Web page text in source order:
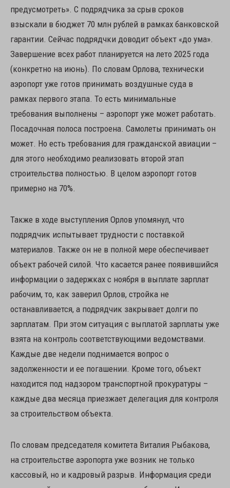
предусмотреть». С подрядчика за срыв сроков
взыскали в бюджет 70 млн рублей в рамках банковской
гарантии. Сейчас подрядчки доводит объект «до ума».
Завершение всех работ планируется на лето 2025 года
(конкретно на июнь). По словам Орлова, технически
аэропорт уже готов принимать воздушные суда в
рамках первого этапа. То есть минимальные
требования выполнены – аэропорт уже может работать.
Посадочная полоса построена. Самолеты принимать он
может. Но есть требования для гражданской авиации –
для этого необходимо реализовать второй этап
строительства полностью. В целом аэропорт готов
примерно на 70%.
Также в ходе выступления Орлов упомянул, что
подрядчик испытывает трудности с поставкой
материалов. Также он не в полной мере обеспечивает
объект рабочей силой. Что касается ранее появившийся
информации о задержках с ноября в выплате зарплат
рабочим, то, как заверил Орлов, стройка не
останавливается, а подрядчик закрывает долги по
зарплатам. При этом ситуация с выплатой зарплаты уже
взята на контроль соответствующими ведомствами.
Каждые две недели поднимается вопрос о
задолженности и ее погашении. Кроме того, объект
находится под надзором транспортной прокуратуры –
каждые два месяца приезжает делегация для контроля
за строительством объекта.
По словам председателя комитета Виталия Рыбакова,
на строительстве аэропорта уже возник не только
кассовый, но и кадровый разрыв. Информация среди